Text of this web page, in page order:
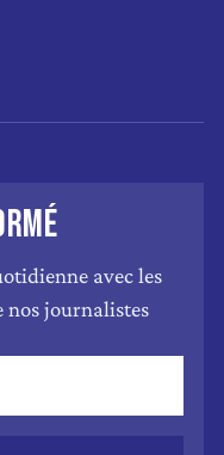
avec les
nos journalistes